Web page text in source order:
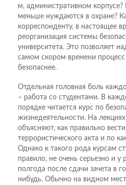
м, административном
меньше нуждаются в охране?
корреспонденту, в настоящее
реорганизация системы
университета. Это позволяет
самом скором времени процесс
безопаснее.
Отдельная головная боль
– работа со студентами. В
порядке читается курс по
жизнедеятельности. На
объясняют, как правильно
террористического акта и по
Однако к такого рода курсам
правило, не очень серьезно и у
полгода после сдачи зачета в
нибудь. Обычно на видном